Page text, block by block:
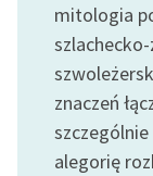
mitologia
znaczeń
alegorię